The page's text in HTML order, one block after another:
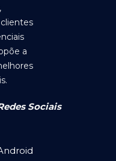
a
Sociais